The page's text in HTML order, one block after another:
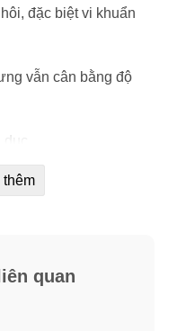
đặc biệt vi khuẩn
vẫn cân bằng độ
khí hư, mùi hôi.
sức khỏe phụ
quan